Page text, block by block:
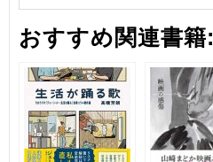
おすすめ関連書籍: